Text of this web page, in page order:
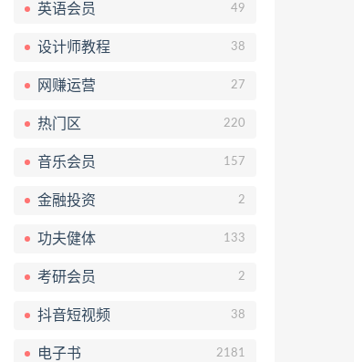
英语会员 49
设计师教程 38
网赚运营 27
热门区 220
音乐会员 157
金融投资 2
功夫健体 133
考研会员 2
抖音短视频 38
电子书 2181